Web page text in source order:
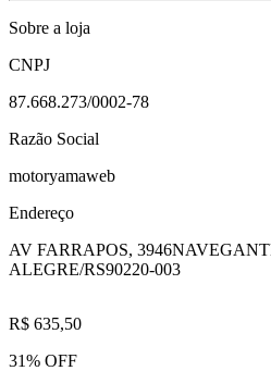
Sobre a loja
CNPJ
87.668.273/0002-78
Razão Social
motoryamaweb
Endereço
AV FARRAPOS, 3946
ALEGRE/RS90220-003
R$ 635,50
31% OFF